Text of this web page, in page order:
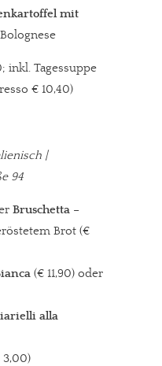
mit
inkl. Tagessuppe
€ 10,40)
|
94
Bruschetta –
Brot (€
(€ 11,90) oder
alla
3,00)